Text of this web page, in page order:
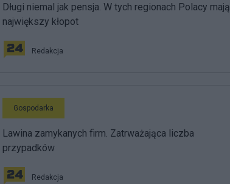
Długi niemal jak pensja. W tych regionach Polacy mają
największy kłopot
Redakcja
Gospodarka
Lawina zamykanych firm. Zatrważająca liczba
przypadków
Redakcja